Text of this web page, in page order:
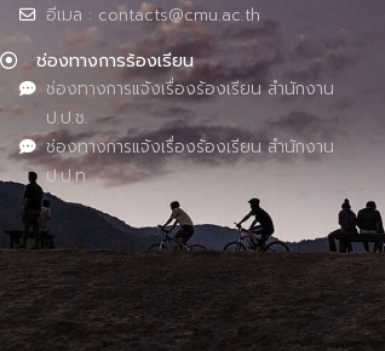
อีเมล : contacts@cmu.ac.th
ช่องทางการร้องเรียน
ช่องทางการแจ้งเรื่องร้องเรียน สำนักงาน
ป.ป.ช.
ช่องทางการแจ้งเรื่องร้องเรียน สำนักงาน
ป.ป.ท.